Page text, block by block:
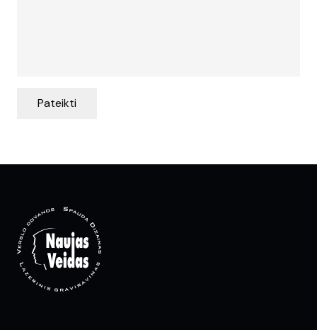
Pateikti